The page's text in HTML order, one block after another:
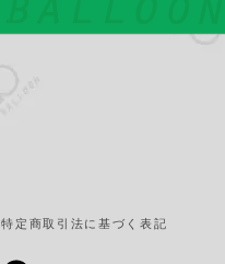
特定商取引法に基づく表記